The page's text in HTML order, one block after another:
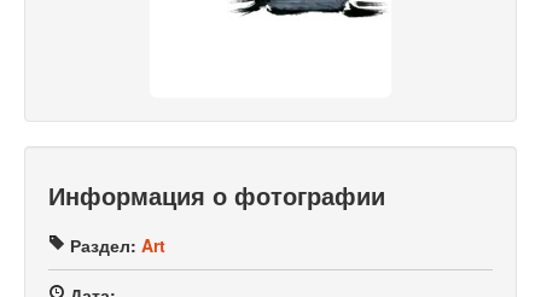
Информация о фотографии
Раздел: Art